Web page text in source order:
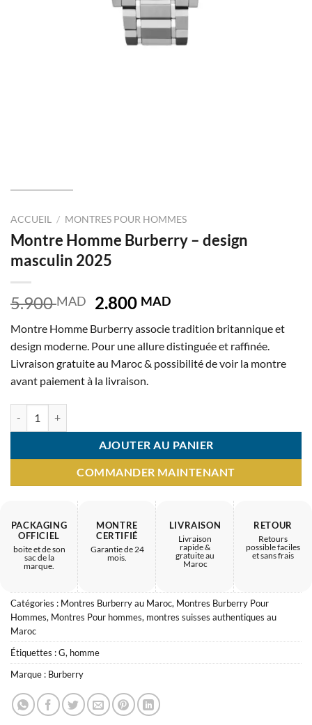
ACCUEIL / MONTRES POUR HOMMES
Montre Homme Burberry – design
masculin 2025
5.900MAD
Le
initial
était :
5.900 MAD.
2.800 MADLe
actuel
est :
2.800 MAD.
Montre Homme Burberry associe tradition britannique et
design moderne. Pour une allure distinguée et raffinée.
Livraison gratuite au Maroc & possibilité de voir la montre
avant paiement à la livraison.
AJOUTER AU PANIER
COMMANDER MAINTENANT
PACKAGING
OFFICIEL
boite et de son
sac de la
marque.
MONTRE
CERTIFIÉ
Garantie de 24
mois.
LIVRAISON
Livraison
rapide &
gratuite au
Maroc
RETOUR
Retours
possible faciles
et sans frais
Catégories : Montres Burberry au Maroc, Montres Burberry Pour
Hommes, Montres Pour hommes, montres suisses authentiques au
Maroc
Étiquettes :G, homme
Marque : Burberry